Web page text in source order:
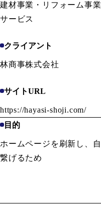
建材事業・リフォーム事
サービス
クライアント
林商事株式会社
サイトURL
https://hayasi-shoji.com/
目的
ホームページを刷新し、
繋げるため